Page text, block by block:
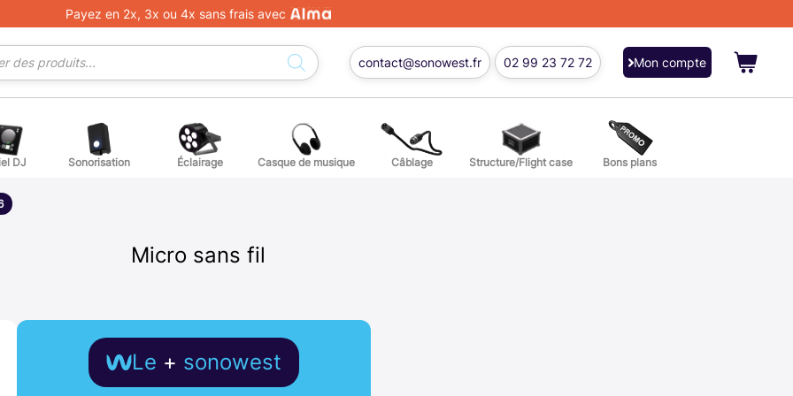
Payez en 2x, 3x ou 4x sans frais avec
contact@sonowest.fr 02 99 23 72 72 Mon compte
voix
autres instruments
détachées pour guitares et basses
DJ
DJ
Sonorisation Éclairage Casque de musique Câblage Structure/Flight case Bons plans
Micro sans fil
Le + sonowest